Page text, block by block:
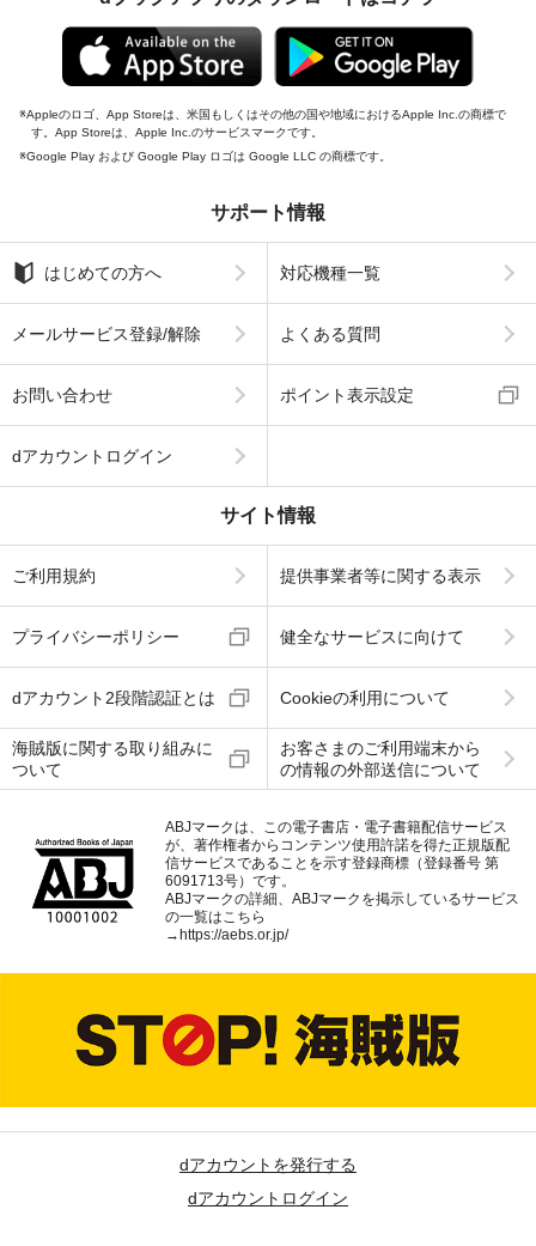
Appleのロゴ、App Storeは、米国もしくはその他の国や地域におけるApple Inc.の商標で
す。App Storeは、Apple Inc.のサービスマークです。
Google Play および Google Play ロゴは Google LLC の商標です。
サポート情報
はじめての方へ 対応機種一覧
メールサービス登録/解除 よくある質問
お問い合わせ ポイント表示設定
dアカウントログイン
サイト情報
ご利用規約 提供事業者等に関する表示
プライバシーポリシー 健全なサービスに向けて
dアカウント2段階認証とは Cookieの利用について
海賊版に関する取り組みに
ついて
お客さまのご利用端末から
の情報の外部送信について
ABJマークは、この電子書店・電子書籍配信サービス
が、著作権者からコンテンツ使用許諾を得た正規版配
信サービスであることを示す登録商標（登録番号 第
6091713号）です。
ABJマークの詳細、ABJマークを掲示しているサービス
の一覧はこちら
→https://aebs.or.jp/
dアカウントを発行する
dアカウントログイン